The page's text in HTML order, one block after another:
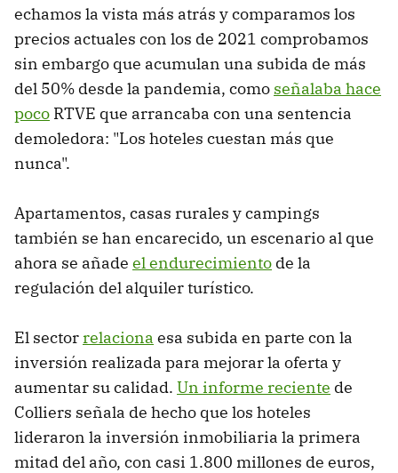
echamos la vista más atrás y comparamos los
precios actuales con los de 2021 comprobamos
sin embargo que acumulan una subida de más
del 50% desde la pandemia, como señalaba hace
poco RTVE que arrancaba con una sentencia
demoledora: "Los hoteles cuestan más que
nunca".
Apartamentos, casas rurales y campings
también se han encarecido, un escenario al que
ahora se añade el endurecimiento de la
regulación del alquiler turístico.
El sectorrelaciona esa subida en parte con la
inversión realizada para mejorar la oferta y
aumentar su calidad. Un informe reciente de
Colliers señala de hecho que los hoteles
lideraron la inversión inmobiliaria la primera
mitad del año, con casi 1.800 millones de euros,